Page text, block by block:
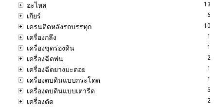
อะไหล่ 13
เกียร์ 6
เครนติดหลังรถบรรทุก 10
เครื่องกลึง 1
เครื่องขุดร่องดิน 1
เครื่องฉีดพ่น 2
เครื่องฉีดยางมะตอย 1
เครื่องตบดินแบบกระโดด 1
เครื่องตบดินแบบเตารีด 5
เครื่องตัด 2